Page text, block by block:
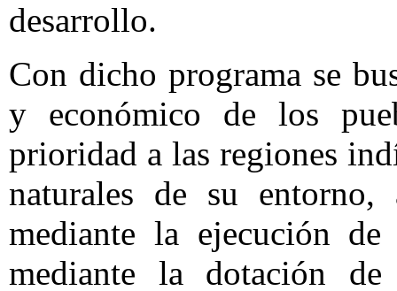
desarrollo.
Con dicho programa se
y económico de los
prioridad a las regiones
naturales de su
mediante la ejecución de
mediante la dotación